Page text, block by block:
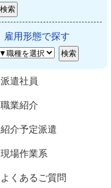
雇用形態で探す
派遣社員
職業紹介
紹介予定派遣
現場作業系
よくあるご質問